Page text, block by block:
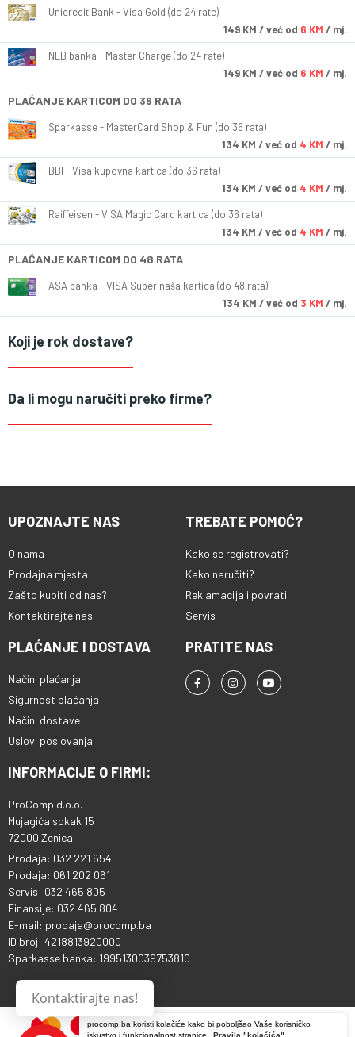
procomp.ba koristi kolačiće kako bi poboljšao Vaše korisničko
iskustvo i funkcionalnost stranice.
Pravila "kolačića"
Unicredit Bank - Visa Gold (do 24 rate)
149 KM / već od 6 KM / mj.
NLB banka - Master Charge (do 24 rate)
149 KM / već od 6 KM / mj.
PLAĆANJE KARTICOM DO 36 RATA
Sparkasse - MasterCard Shop & Fun (do 36 rata)
134 KM / već od 4 KM / mj.
BBI - Visa kupovna kartica (do 36 rata)
134 KM / već od 4 KM / mj.
Raiffeisen - VISA Magic Card kartica (do 36 rata)
134 KM / već od 4 KM / mj.
PLAĆANJE KARTICOM DO 48 RATA
ASA banka - VISA Super naša kartica (do 48 rata)
134 KM / već od 3 KM / mj.
Koji je rok dostave?
Da li mogu naručiti preko firme?
UPOZNAJTE NAS
O nama
Prodajna mjesta
Zašto kupiti od nas?
Kontaktirajte nas
TREBATE POMOĆ?
Kako se registrovati?
Kako naručiti?
Reklamacija i povrati
Servis
PLAĆANJE I DOSTAVA
Načini plaćanja
Sigurnost plaćanja
Načini dostave
Uslovi poslovanja
PRATITE NAS
INFORMACIJE O FIRMI:
ProComp d.o.o.
Mujagića sokak 15
72000 Zenica
Prodaja: 032 221 654
Prodaja: 061 202 061
Servis: 032 465 805
Finansije: 032 465 804
E-mail: prodaja@procomp.ba
ID broj: 4218813920000
Sparkasse banka: 1995130039753810
Kontaktirajte nas!